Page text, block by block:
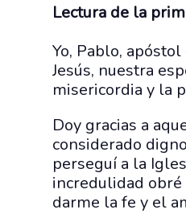
Lectura de la
Yo, Pablo,
Jesús, nuestra
misericordia y la
Doy gracias a
considerado
perseguí a la
incredulidad obré
darme la fe y el